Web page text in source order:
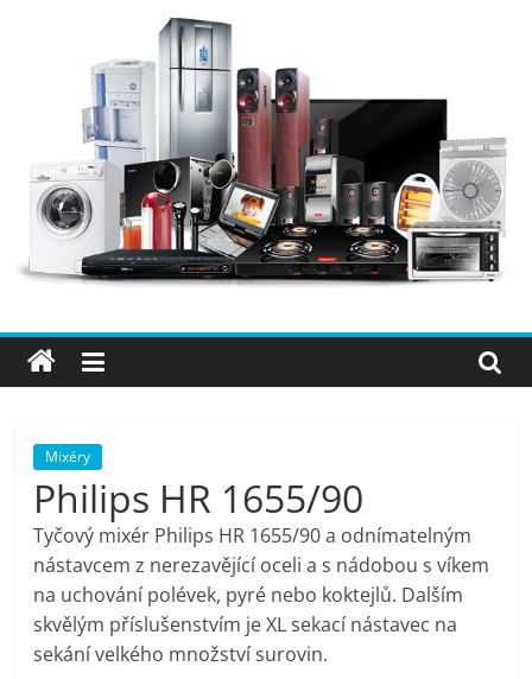
Elektro
OK
–
nejlepší
elektronika
porovnání,
pračky,
televize,
Mixéry
Philips HR 1655/90
Tyčový mixér Philips HR 1655/90 a odnímatelným
nástavcem z nerezavějící oceli a s nádobou s víkem
na uchování polévek, pyré nebo koktejlů. Dalším
skvělým příslušenstvím je XL sekací nástavec na
sekání velkého množství surovin.